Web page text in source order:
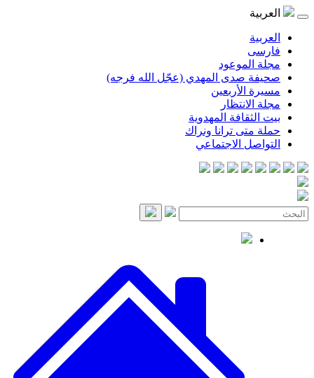
العربية
العربية
فارسی
مجلة الموعود
صحيفة صدى المهدي (عجّل الله فرجه)
مسيرة الأربعين
مجلة الانتظار
بيت الثقافة المهدوية
حملة متى ترانا ونراك
التواصل الاجتماعي